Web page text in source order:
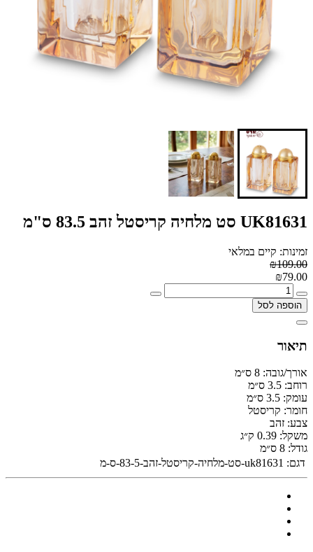
UK81631 סט מלחיה קריסטל זהב 83.5 ס"מ
זמינות: קיים במלאי
₪109.00
₪79.00
הוספה לסל
תיאור
אורך/גובה: 8 ס״מ
רוחב: 3.5 ס״מ
עומק: 3.5 ס״מ
חומר: קריסטל
צבע: זהב
משקל: 0.39 ק״ג
גודל: 8 ס״מ
דגם: uk81631-סט-מלחיה-קריסטל-זהב-83-5-ס-מ